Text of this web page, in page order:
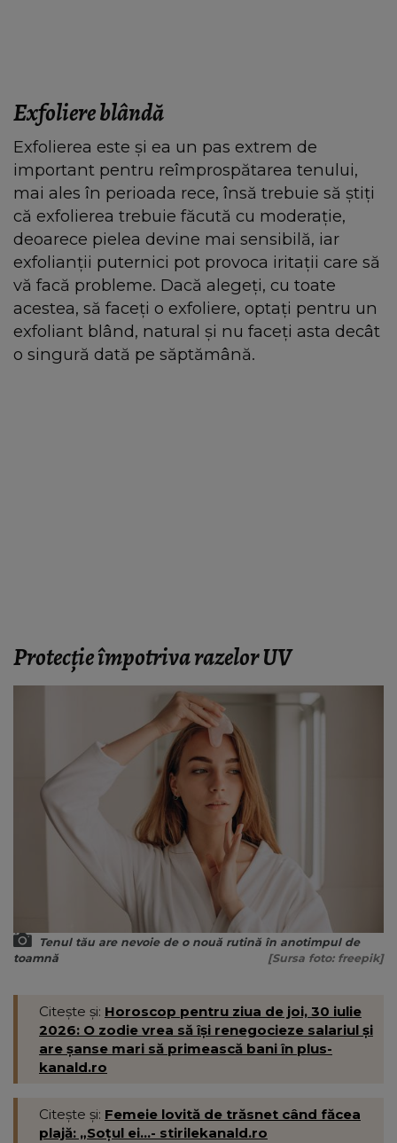
Exfoliere blândă
Exfolierea este și ea un pas extrem de
important pentru reîmprospătarea tenului,
mai ales în perioada rece, însă trebuie să știți
că exfolierea trebuie făcută cu moderație,
deoarece pielea devine mai sensibilă, iar
exfolianții puternici pot provoca iritații care să
vă facă probleme. Dacă alegeți, cu toate
acestea, să faceți o exfoliere, optați pentru un
exfoliant blând, natural și nu faceți asta decât
o singură dată pe săptămână.
Protecție împotriva razelor UV
Tenul tău are nevoie de o nouă rutină în anotimpul de
toamnă
[Sursa foto: freepik]
Citește și: Horoscop pentru ziua de joi, 30 iulie
2026: O zodie vrea să își renegocieze salariul și
are șanse mari să primească bani în plus-
kanald.ro
Citește și: Femeie lovită de trăsnet când făcea
plajă: „Soțul ei...- stirilekanald.ro